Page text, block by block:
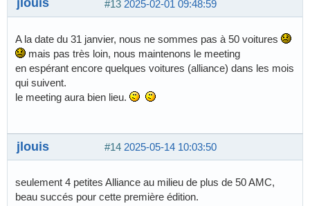
#13 2025-02-01 09:48:59
A la date du 31 janvier, nous ne sommes pas à 50 voitures
mais pas très loin, nous maintenons le meeting
en espérant encore quelques voitures (alliance) dans les mois
qui suivent.
le meeting aura bien lieu.
#14 2025-05-14 10:03:50
jlouis
seulement 4 petites Alliance au milieu de plus de 50 AMC,
beau succés pour cette première édition.